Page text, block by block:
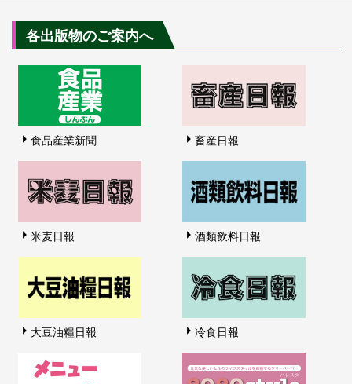
各出版物のご案内へ
食品産業新聞 畜産日報
米麦日報 酒類飲料日報
大豆油糧日報 冷食日報